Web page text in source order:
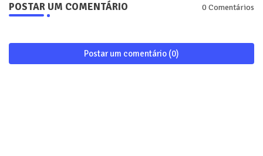
POSTAR UM COMENTÁRIO 0 Comentários
Postar um comentário (0)